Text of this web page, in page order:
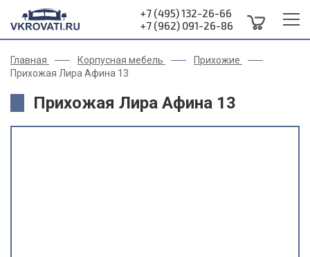
+7 (495) 132-26-66
+7 (962) 091-26-86
Главная Корпусная мебель
Прихожие
Прихожая Лира Афина 13
Прихожая Лира Афина 13